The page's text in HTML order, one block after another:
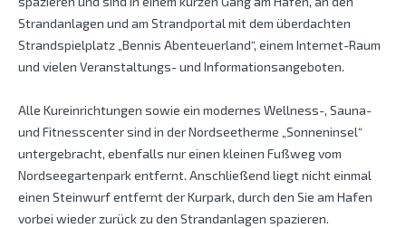
Strandanlagen und am Strandportal mit dem überdachten
Strandspielplatz „Bennis Abenteuerland“, einem Internet-Raum
und vielen Veranstaltungs- und Informationsangeboten.
Alle Kureinrichtungen sowie ein modernes Wellness-, Sauna-
und Fitnesscenter sind in der Nordseetherme „Sonneninsel“
untergebracht, ebenfalls nur einen kleinen Fußweg vom
Nordseegartenpark entfernt. Anschließend liegt nicht einmal
einen Steinwurf entfernt der Kurpark, durch den Sie am Hafen
vorbei wieder zurück zu den Strandanlagen spazieren.